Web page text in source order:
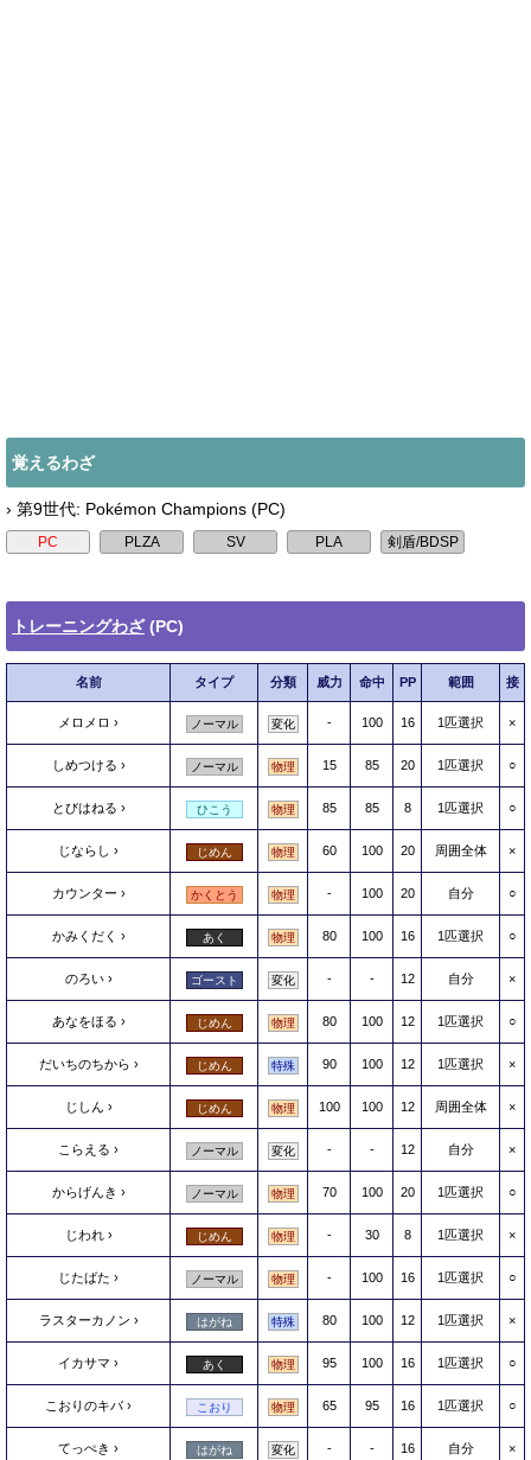
覚えるわざ
› 第9世代: Pokémon Champions (PC)
トレーニングわざ(PC)
名前 タイプ 分類 威力 命中 PP 範囲 接
メロメロ ノーマル 変化 - 100 16 1匹選択 ×
しめつける ノーマル 物理 15 85 20 1匹選択 ○
とびはねる ひこう 物理 85 85 8 1匹選択 ○
じならし じめん 物理 60 100 20 周囲全体 ×
カウンター かくとう 物理 - 100 20 自分 ○
かみくだく あく 物理 80 100 16 1匹選択 ○
のろい ゴースト 変化 - - 12 自分 ×
あなをほる じめん 物理 80 100 12 1匹選択 ○
だいちのちから じめん 特殊 90 100 12 1匹選択 ×
じしん じめん 物理 100 100 12 周囲全体 ×
こらえる ノーマル 変化 - - 12 自分 ×
からげんき ノーマル 物理 70 100 20 1匹選択 ○
じわれ じめん 物理 - 30 8 1匹選択 ×
じたばた ノーマル 物理 - 100 16 1匹選択 ○
ラスターカノン はがね 特殊 80 100 12 1匹選択 ×
イカサマ あく 物理 95 100 16 1匹選択 ○
こおりのキバ こおり 物理 65 95 16 1匹選択 ○
てっぺき はがね 変化 - - 16 自分 ×